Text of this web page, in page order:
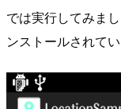
では実行してみま
ンストールされて